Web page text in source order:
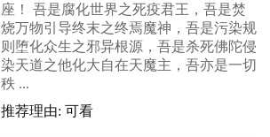
座！ 吾是腐化世界之死疫君王，吾是焚
烧万物引导终末之终焉魔神，吾是污染规
则堕化众生之邪异根源，吾是杀死佛陀侵
染天道之他化大自在天魔主，吾亦是一切
秩 ...
推荐理由: 可看